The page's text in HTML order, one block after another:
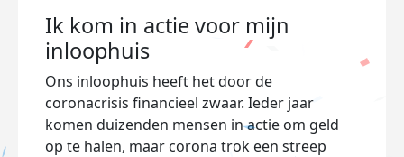
Ik kom in actie voor mijn
inloophuis
Ons inloophuis heeft het door de
coronacrisis financieel zwaar. Ieder jaar
komen duizenden mensen in actie om geld
op te halen, maar corona trok een streep